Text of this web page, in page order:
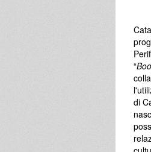
“
di